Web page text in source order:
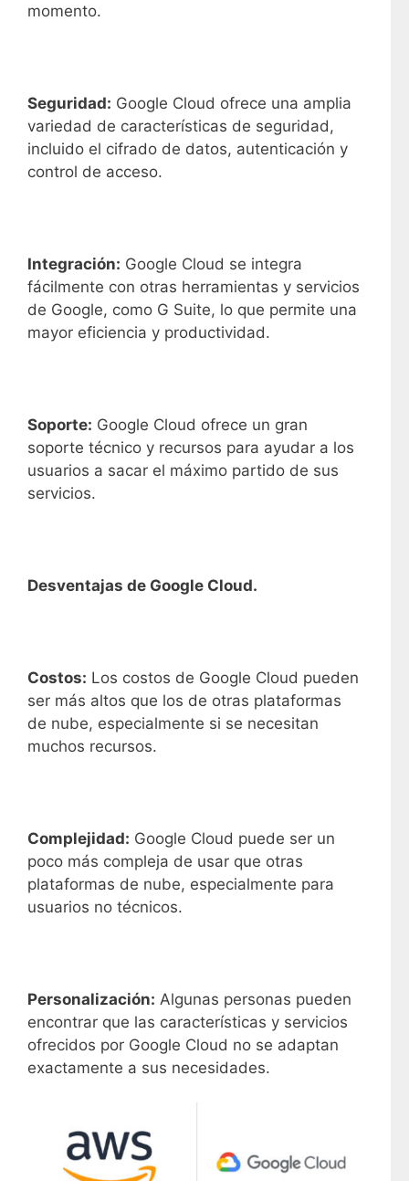
momento.
Seguridad: Google Cloud ofrece una amplia
variedad de características de seguridad,
incluido el cifrado de datos, autenticación y
control de acceso.
Integración: Google Cloud se integra
fácilmente con otras herramientas y servicios
de Google, como G Suite, lo que permite una
mayor eficiencia y productividad.
Soporte: Google Cloud ofrece un gran
soporte técnico y recursos para ayudar a los
usuarios a sacar el máximo partido de sus
servicios.
Desventajas de Google Cloud.
Costos: Los costos de Google Cloud pueden
ser más altos que los de otras plataformas
de nube, especialmente si se necesitan
muchos recursos.
Complejidad: Google Cloud puede ser un
poco más compleja de usar que otras
plataformas de nube, especialmente para
usuarios no técnicos.
Personalización: Algunas personas pueden
encontrar que las características y servicios
ofrecidos por Google Cloud no se adaptan
exactamente a sus necesidades.